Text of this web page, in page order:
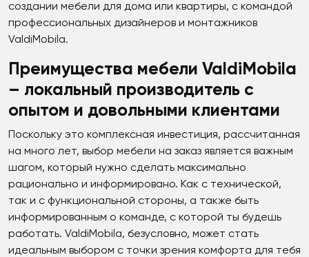
создании мебели для дома или квартиры, с командой
профессиональных дизайнеров и монтажников
ValdiMobila.
Преимущества мебели ValdiMobila
– локальный производитель с
опытом и довольными клиентами
Поскольку это комплексная инвестиция, рассчитанная
на много лет, выбор мебели на заказ является важным
шагом, который нужно сделать максимально
рационально и информировано. Как с технической,
так и с функциональной стороны, а также быть
информированным о команде, с которой ты будешь
работать. ValdiMobila, безусловно, может стать
идеальным выбором с точки зрения комфорта для тебя